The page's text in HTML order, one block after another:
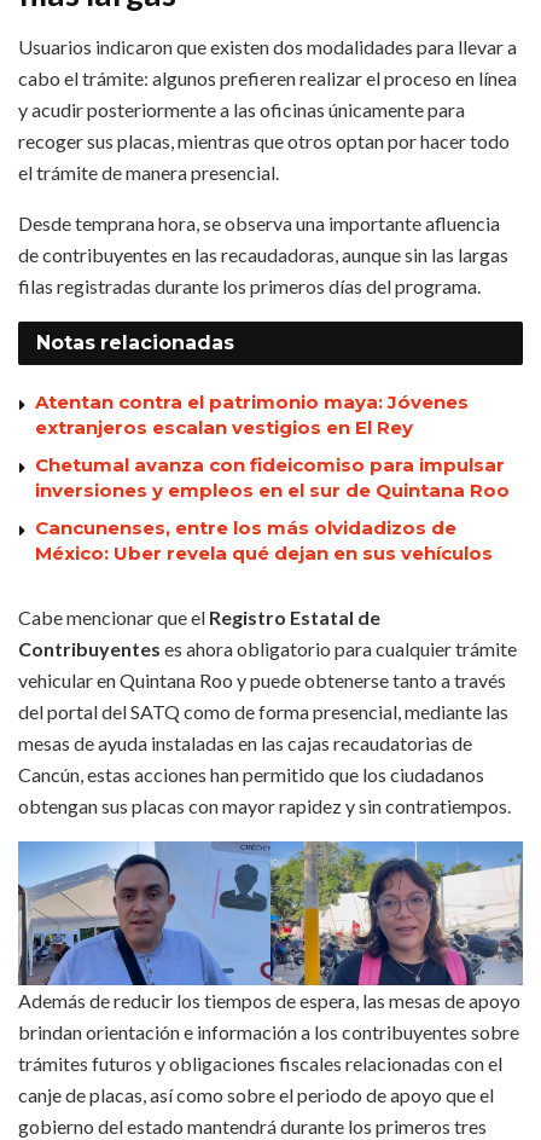
Usuarios indicaron que existen dos modalidades para llevar a
cabo el trámite: algunos prefieren realizar el proceso en línea
y acudir posteriormente a las oficinas únicamente para
recoger sus placas, mientras que otros optan por hacer todo
el trámite de manera presencial.
Desde temprana hora, se observa una importante afluencia
de contribuyentes en las recaudadoras, aunque sin las largas
filas registradas durante los primeros días del programa.
Notas relacionadas
Atentan contra el patrimonio maya: Jóvenes
extranjeros escalan vestigios en El Rey
Chetumal avanza con fideicomiso para impulsar
inversiones y empleos en el sur de Quintana Roo
Cancunenses, entre los más olvidadizos de
México: Uber revela qué dejan en sus vehículos
Cabe mencionar que el Registro Estatal de
Contribuyentes es ahora obligatorio para cualquier trámite
vehicular en Quintana Roo y puede obtenerse tanto a través
del portal del SATQ como de forma presencial, mediante las
mesas de ayuda instaladas en las cajas recaudatorias de
Cancún, estas acciones han permitido que los ciudadanos
obtengan sus placas con mayor rapidez y sin contratiempos.
Además de reducir los tiempos de espera, las mesas de apoyo
brindan orientación e información a los contribuyentes sobre
trámites futuros y obligaciones fiscales relacionadas con el
canje de placas, así como sobre el periodo de apoyo que el
gobierno del estado mantendrá durante los primeros tres